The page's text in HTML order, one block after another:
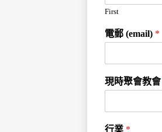
First
電郵 (email) *
現時聚會教會
行業 *